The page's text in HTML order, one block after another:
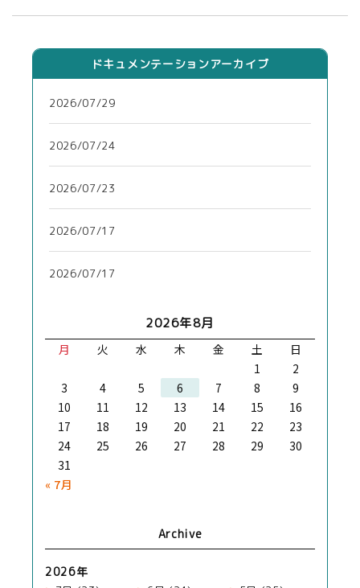
ドキュメンテーションアーカイブ
2026/07/29
2026/07/24
2026/07/23
2026/07/17
2026/07/17
2026年8月
月 火 水 木 金 土 日
« 7月
1
2
3
4 5 6 7 8
9
10
11 12 13 14 15
16
17
18 19 20 21 22
23
24
25 26 27 28 29
30
31
Archive
2026年